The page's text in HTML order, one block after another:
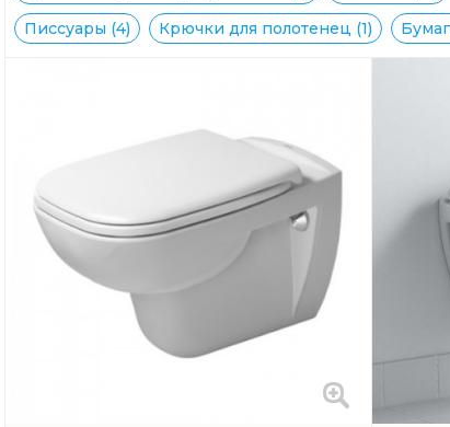
Писсуары (4)
Крючки для полотенец (1)